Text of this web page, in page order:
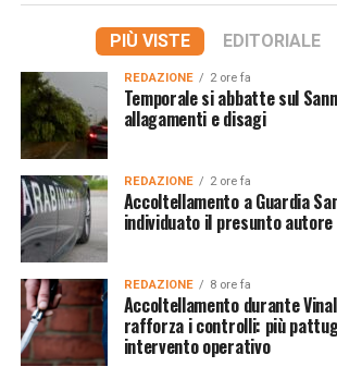
PIÙ VISTE EDITORIALE
REDAZIONE 2 ore fa
Temporale si abbatte sul
allagamenti e disagi
REDAZIONE 2 ore fa
Accoltellamento a Guardia
individuato il presunto autore
REDAZIONE 8 ore fa
Accoltellamento durante
rafforza i controlli: più
intervento operativo